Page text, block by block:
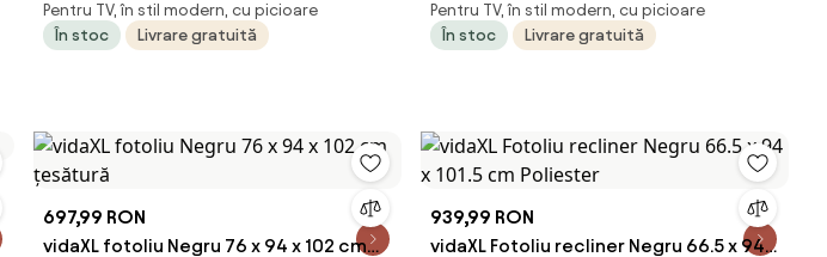
negru, catifea
Pentru TV, în stil modern, cu picioare
În stoc
Livrare gratuită
negru 54 cm piele artificială
Pentru TV, în stil modern, cu picioare
În stoc
Livrare gratuită
697,99 RON
vidaXL fotoliu Negru 76 x 94 x 102 cm
939,99 RON
vidaXL Fotoliu recliner Negru 66.5 x 94 x